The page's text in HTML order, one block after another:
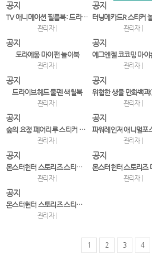
공지
TV 애니메이션 필름북: 드라이브헤드 ①
관리자 |
공지
관리자 |
공지
도라에몽 마이펀 놀이북
관리자 |
공지
관리자 |
공지
드라이브헤드 물펜 색칠북
관리자 |
공지
관리자 |
공지
숲의 요정 페어리루 스티커 코디북
관리자 |
공지
관리자 |
공지
몬스터헌터 스토리즈 스티커 놀이 ㄱㄴㄷ
관리자 |
공지
관리자 |
공지
몬스터헌터 스토리즈 스티커 놀이 123
관리자 |
1 2 3 4